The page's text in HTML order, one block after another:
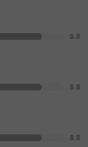
8.8
8.8
8.8